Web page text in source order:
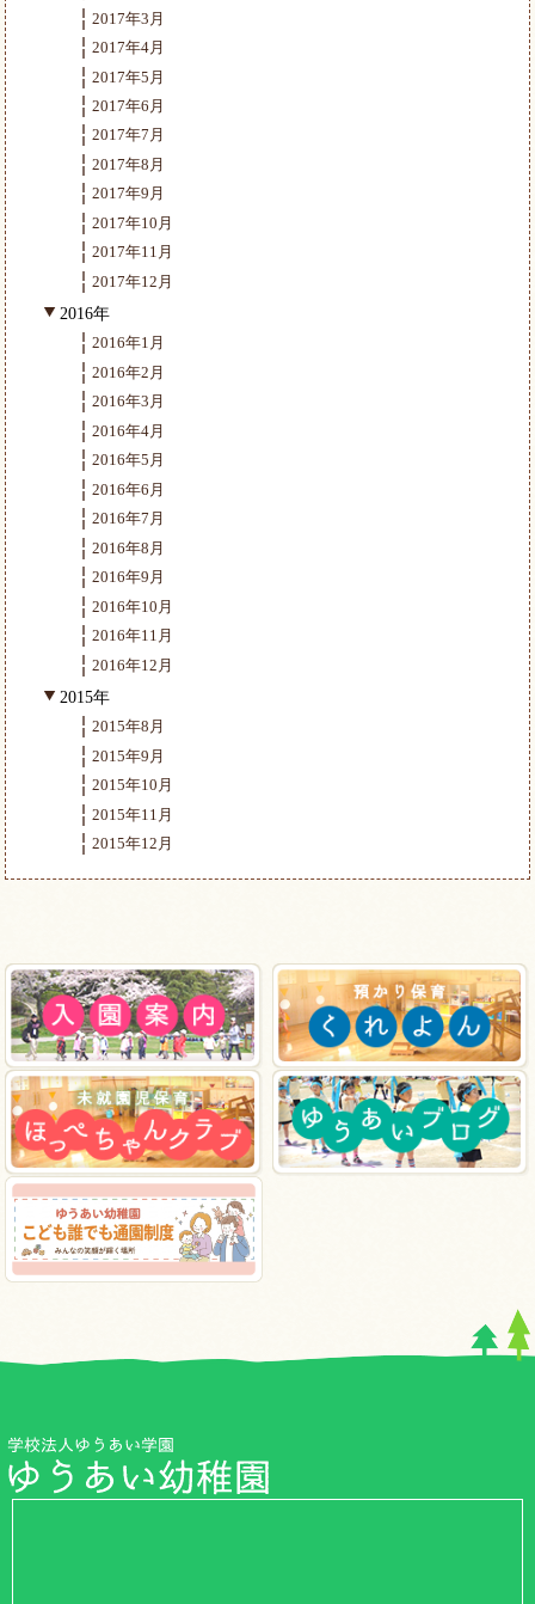
2017年3月
2017年4月
2017年5月
2017年6月
2017年7月
2017年8月
2017年9月
2017年10月
2017年11月
2017年12月
2016年
2016年1月
2016年2月
2016年3月
2016年4月
2016年5月
2016年6月
2016年7月
2016年8月
2016年9月
2016年10月
2016年11月
2016年12月
2015年
2015年8月
2015年9月
2015年10月
2015年11月
2015年12月